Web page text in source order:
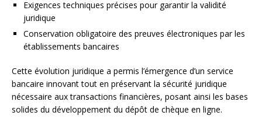
Exigences techniques précises pour garantir la validité
juridique
Conservation obligatoire des preuves électroniques par les
établissements bancaires
Cette évolution juridique a permis l’émergence d’un service
bancaire innovant tout en préservant la sécurité juridique
nécessaire aux transactions financières, posant ainsi les bases
solides du développement du dépôt de chèque en ligne.